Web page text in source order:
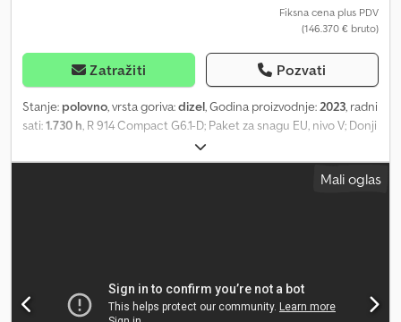
Fiksna cena plus PDV
(146.370 € bruto)
Zatražiti Pozvati
Stanje: polovno, vrsta goriva:dizel, Godina proizvodnje:2023, radni
sati:1.730 h, R 914 Compact G6.1-D; Paket za snagu EU, nivo V; Donji
deo S, širina tračnica 2000 mm; Stabilizatorska ploča 2500 mm,
upravljanje putem mini džojstika; Tračnice B4, gumene podloge
500 mm, 46 karika; Udobno sedište za vozača; LIDAT hardver;
kašika za čišćenje kanala; = Dodatne informacije = Sopstvena
težina: 19.000 kg Csdpszq A Ddjfx Amysha Serijski broj: 1511/57169
Mali oglas